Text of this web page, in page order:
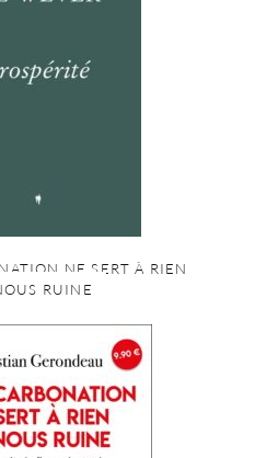
NE SERT À RIEN
RUINE